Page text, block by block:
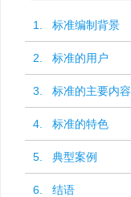
1. 标准编制背景
2. 标准的用户
3. 标准的主要内容
4. 标准的特色
5. 典型案例
6. 结语